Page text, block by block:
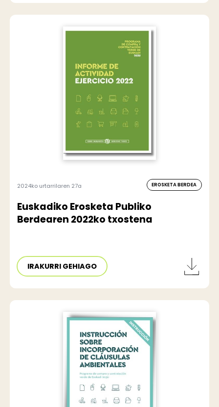
2024ko urtarrilaren 27a EROSKETA BERDEA
Euskadiko Erosketa Publiko
Berdearen 2022ko txostena
IRAKURRI GEHIAGO